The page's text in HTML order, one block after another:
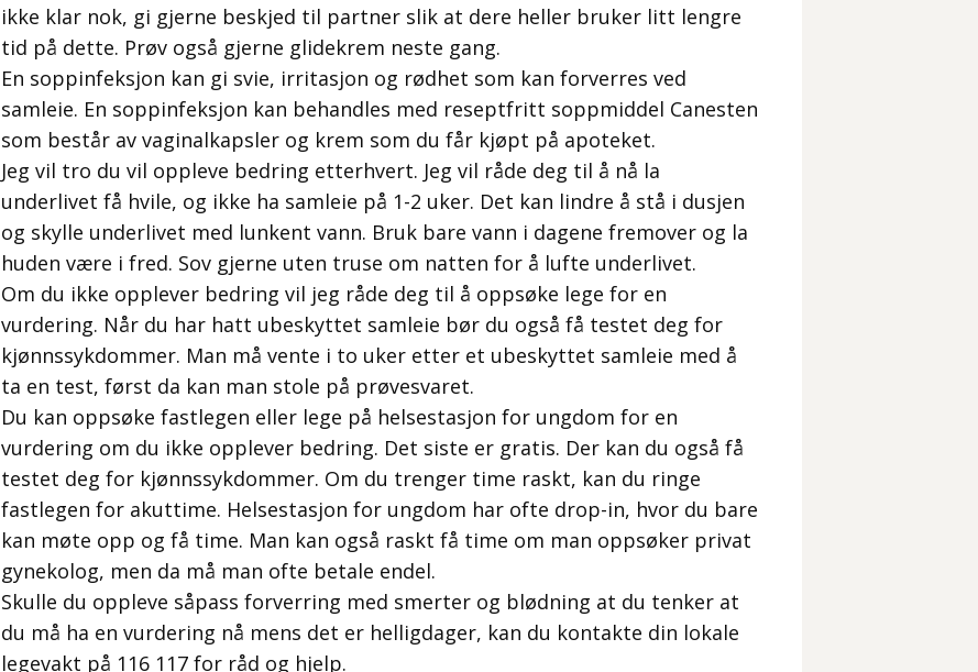
ikke klar nok, gi gjerne beskjed til partner slik at dere heller bruker litt lengre
tid på dette. Prøv også gjerne glidekrem neste gang.
En soppinfeksjon kan gi svie, irritasjon og rødhet som kan forverres ved
samleie. En soppinfeksjon kan behandles med reseptfritt soppmiddel Canesten
som består av vaginalkapsler og krem som du får kjøpt på apoteket.
Jeg vil tro du vil oppleve bedring etterhvert. Jeg vil råde deg til å nå la
underlivet få hvile, og ikke ha samleie på 1-2 uker. Det kan lindre å stå i dusjen
og skylle underlivet med lunkent vann. Bruk bare vann i dagene fremover og la
huden være i fred. Sov gjerne uten truse om natten for å lufte underlivet.
Om du ikke opplever bedring vil jeg råde deg til å oppsøke lege for en
vurdering. Når du har hatt ubeskyttet samleie bør du også få testet deg for
kjønnssykdommer. Man må vente i to uker etter et ubeskyttet samleie med å
ta en test, først da kan man stole på prøvesvaret.
Du kan oppsøke fastlegen eller lege på helsestasjon for ungdom for en
vurdering om du ikke opplever bedring. Det siste er gratis. Der kan du også få
testet deg for kjønnssykdommer. Om du trenger time raskt, kan du ringe
fastlegen for akuttime. Helsestasjon for ungdom har ofte drop-in, hvor du bare
kan møte opp og få time. Man kan også raskt få time om man oppsøker privat
gynekolog, men da må man ofte betale endel.
Skulle du oppleve såpass forverring med smerter og blødning at du tenker at
du må ha en vurdering nå mens det er helligdager, kan du kontakte din lokale
legevakt på 116 117 for råd og hjelp.